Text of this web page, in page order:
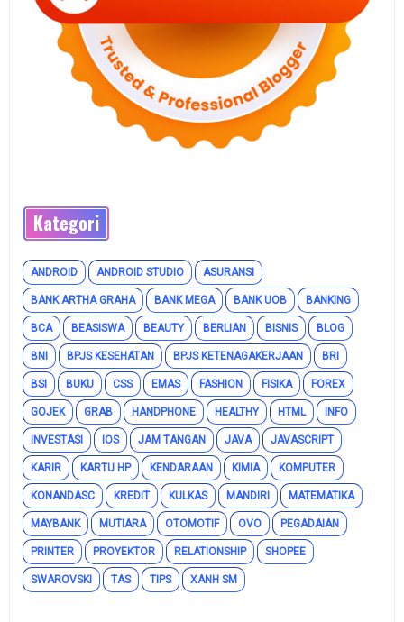
Kategori
ANDROID ANDROID STUDIO ASURANSI
BANK ARTHA GRAHA BANK MEGA BANK UOB BANKING
BCA BEASISWA BEAUTY BERLIAN BISNIS BLOG
BNI BPJS KESEHATAN BPJS KETENAGAKERJAAN BRI
BSI BUKU CSS EMAS FASHION FISIKA FOREX
GOJEK GRAB HANDPHONE HEALTHY HTML INFO
INVESTASI IOS JAM TANGAN JAVA JAVASCRIPT
KARIR KARTU HP KENDARAAN KIMIA KOMPUTER
KONANDASC KREDIT KULKAS MANDIRI MATEMATIKA
MAYBANK MUTIARA OTOMOTIF OVO PEGADAIAN
PRINTER PROYEKTOR RELATIONSHIP SHOPEE
SWAROVSKI TAS TIPS XANH SM